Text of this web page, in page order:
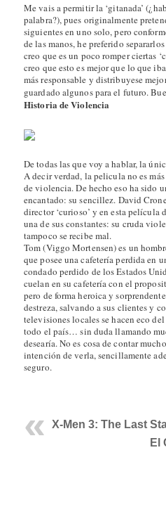
Me vais a permitir la ‘gitanada’
palabra?), pues originalmente
siguientes en uno solo, pero
de las manos, he preferido
creo que es un poco romper ciertas
creo que esto es mejor que lo que
más responsable y distribuyese
guardado algunos para el futuro.
Historia de Violencia
De todas las que voy a hablar, la
A decir verdad, la pelicula no es
de violencia. De hecho eso ha sido
encantado: su sencillez. David
director ‘curioso’ y en esta película
una de sus constantes: su cruda
tampoco se recibe mal.
Tom (Viggo Mortensen) es un
que posee una cafetería perdida en
condado perdido de los Estados
cuelan en su cafetería con el
pero de forma heroica y
destreza, salvando a sus clientes y
televisiones locales se hacen eco
todo el país… sin duda llamando
desearía. No es cosa de contar
intención de verla, sencillamente
seguro.
X-Men 3: The Last
El